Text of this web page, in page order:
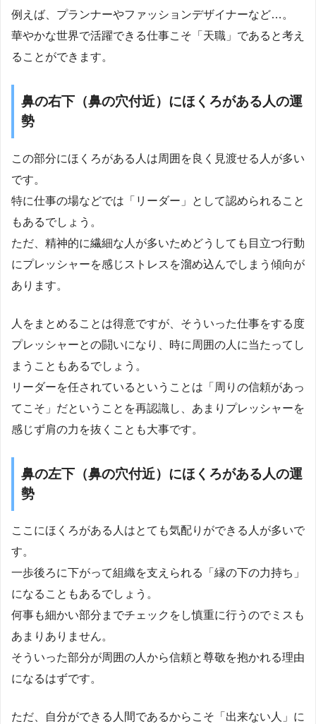
例えば、プランナーやファッションデザイナーなど…。
華やかな世界で活躍できる仕事こそ「天職」であると考え
ることができます。
鼻の右下（鼻の穴付近）にほくろがある人の運
勢
この部分にほくろがある人は周囲を良く見渡せる人が多い
です。
特に仕事の場などでは「リーダー」として認められること
もあるでしょう。
ただ、精神的に繊細な人が多いためどうしても目立つ行動
にプレッシャーを感じストレスを溜め込んでしまう傾向が
あります。
人をまとめることは得意ですが、そういった仕事をする度
プレッシャーとの闘いになり、時に周囲の人に当たってし
まうこともあるでしょう。
リーダーを任されているということは「周りの信頼があっ
てこそ」だということを再認識し、あまりプレッシャーを
感じず肩の力を抜くことも大事です。
鼻の左下（鼻の穴付近）にほくろがある人の運
勢
ここにほくろがある人はとても気配りができる人が多いで
す。
一歩後ろに下がって組織を支えられる「縁の下の力持ち」
になることもあるでしょう。
何事も細かい部分までチェックをし慎重に行うのでミスも
あまりありません。
そういった部分が周囲の人から信頼と尊敬を抱かれる理由
になるはずです。
ただ、自分ができる人間であるからこそ「出来ない人」に